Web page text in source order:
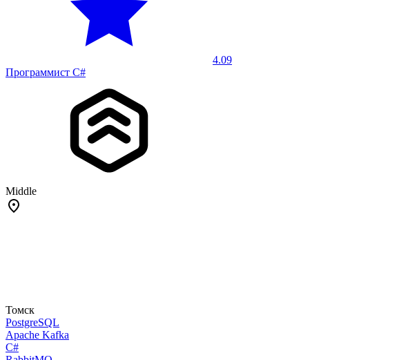
4.09
Программист C#
Middle
Томск
PostgreSQL
Apache Kafka
C#